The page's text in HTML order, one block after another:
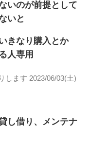
いのが前提として
いと
きなり購入とか
人専用
します 2023/06/03(土)
し借り、メンテナ